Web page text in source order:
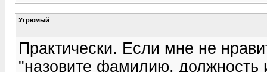
Угрюмый
Практически. Если мне не
"назовите фамилию, должность